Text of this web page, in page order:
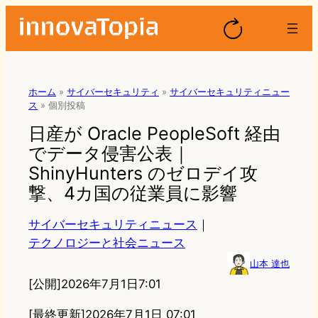
ホーム » サイバーセキュリティ » サイバーセキュリティニュー
ス » 個別投稿
日産が Oracle PeopleSoft 経由
でデータ侵害公表｜
ShinyHunters のゼロデイ攻
撃、4カ国の従業員に影響
サイバーセキュリティニュース ｜
テクノロジーと社会ニュース
山本 達也
[公開]2026年7月1日7:01
[最終更新]2026年7月1日 07:01